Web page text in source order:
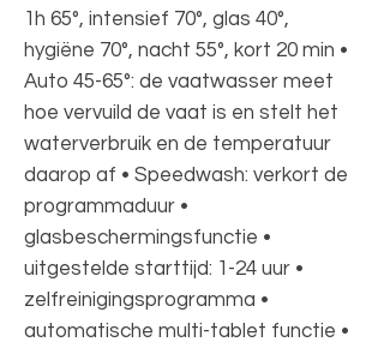
1h 65°, intensief 70°, glas 40°,
hygiëne 70°, nacht 55°, kort 20 min •
Auto 45-65°: de vaatwasser meet
hoe vervuild de vaat is en stelt het
waterverbruik en de temperatuur
daarop af • Speedwash: verkort de
programmaduur •
glasbeschermingsfunctie •
uitgestelde starttijd: 1-24 uur •
zelfreinigingsprogramma •
automatische multi-tablet functie •